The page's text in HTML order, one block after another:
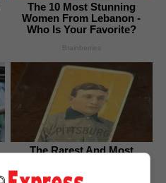
The 10 Most Stunning
Women From Lebanon -
Who Is Your Favorite?
Brainberries
The Rarest And Most